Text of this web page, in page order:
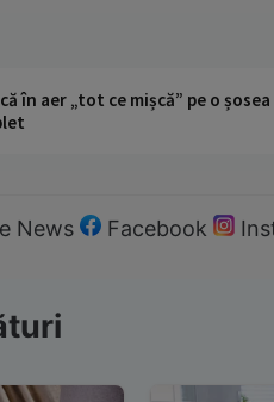
în aer „tot ce mișcă” pe o
News Facebook